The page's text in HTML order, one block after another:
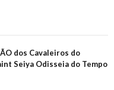
dos Cavaleiros do
Seiya Odisseia do Tempo